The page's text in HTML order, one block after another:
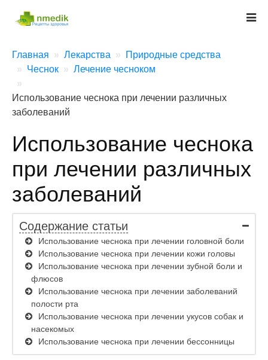
Главная Лекарства
Природные средства
Чеснок
Лечение чесноком
Использование чеснока при лечении различных
заболеваний
Использование чеснока
при лечении различных
заболеваний
Содержание статьи
Использование чеснока при лечении головной боли
Использование чеснока при лечении кожи головы
Использование чеснока при лечении зубной боли и
флюсов
Использование чеснока при лечении заболеваний
полости рта
Использование чеснока при лечении укусов собак и
насекомых
Использование чеснока при лечении бессонницы